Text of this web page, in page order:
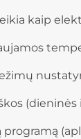
kaip